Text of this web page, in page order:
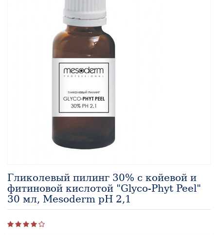
Гликолевый пилинг 30% с койевой и
фитиновой кислотой "Glyco-Phyt Peel"
30 мл, Mesoderm рН 2,1